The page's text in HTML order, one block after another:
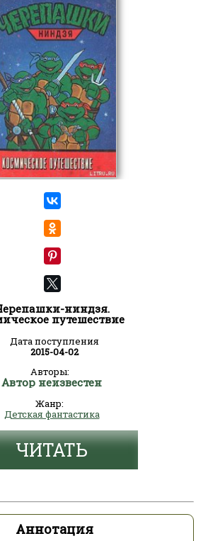
ниндзя.
путешествие
Дата поступления
2015-04-02
Авторы:
Автор неизвестен
Жанр:
Детская фантастика
ЧИТАТЬ
Аннотация